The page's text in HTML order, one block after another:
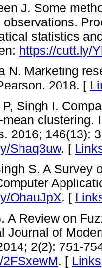
J. Some
observations.
statistics
https://cutt.ly/
N. Marketing
2018. [
Singh I.
clustering.
2016; 146(13):
Shaq3uw. [
S. A Survey
OhauJpX. [
A Review on
Journal of
2(2): 751-
. [ Links